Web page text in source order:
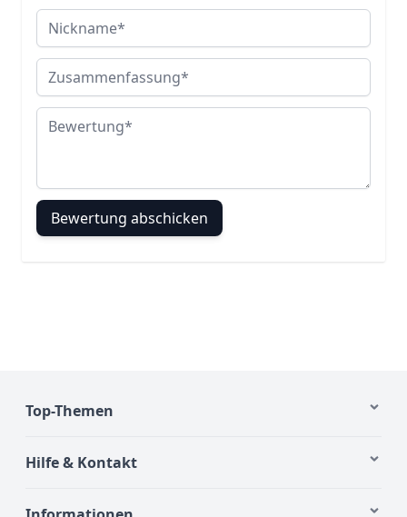
Nickname
Zusammenfassung
Bewertung
Bewertung abschicken
Top-Themen
Hilfe & Kontakt